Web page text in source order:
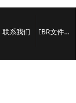
联系我们 IBR文件下载